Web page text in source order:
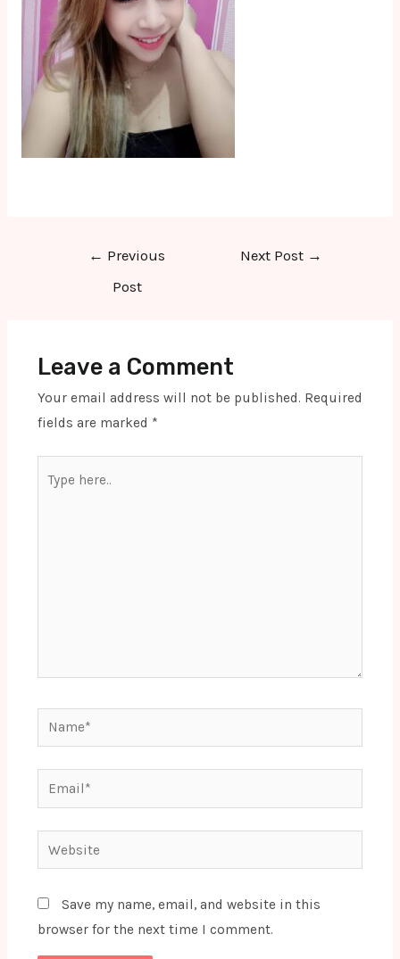
← Previous
Post
Next Post →
Leave a Comment
Your email address will not be published. Required
fields are marked *
here..
Name*
Email*
Website
Save my name, email, and website in this
browser for the next time I comment.